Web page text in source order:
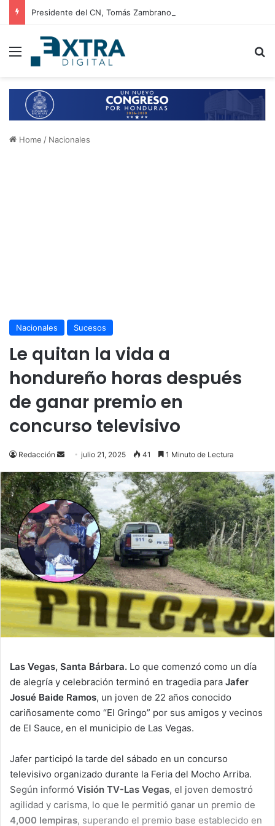
Menu
Home / Nacionales
Nacionales Sucesos
Le quitan la vida a
hondureño horas después
de ganar premio en
concurso televisivo
Redacción
Send
email
julio 21, 2025 41 1 Minuto de Lectura
Las Vegas, Santa Bárbara. Lo que comenzó como un día
de alegría y celebración terminó en tragedia para Jafer
Josué Baide Ramos, un joven de 22 años conocido
cariñosamente como “El Gringo” por sus amigos y vecinos
de El Sauce, en el municipio de Las Vegas.
Jafer participó la tarde del sábado en un concurso
televisivo organizado durante la Feria del Mocho Arriba.
Según informó Visión TV-Las Vegas, el joven demostró
agilidad y carisma, lo que le permitió ganar un premio de
4,000 lempiras, superando el premio base establecido en